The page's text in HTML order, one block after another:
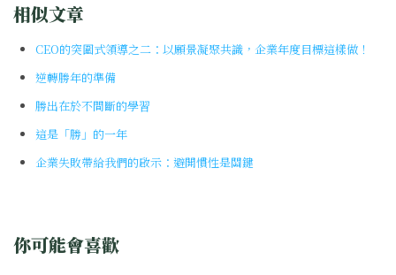
相似文章
CEO的突圍式領導之二：以願景凝聚共識，企業年度目標這樣做！
逆轉勝年的準備
勝出在於不間斷的學習
這是「勝」的一年
企業失敗帶給我們的啟示：避開慣性是關鍵
你可能會喜歡